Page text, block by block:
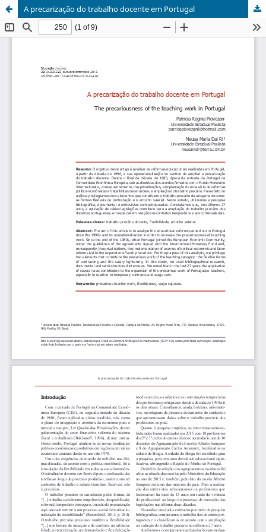
A precarização do trabalho docente em Portugal